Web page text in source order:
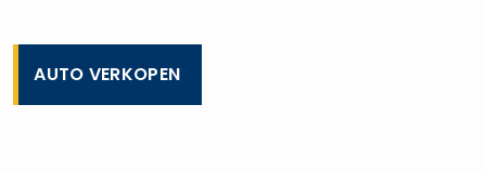
AUTO VERKOPEN